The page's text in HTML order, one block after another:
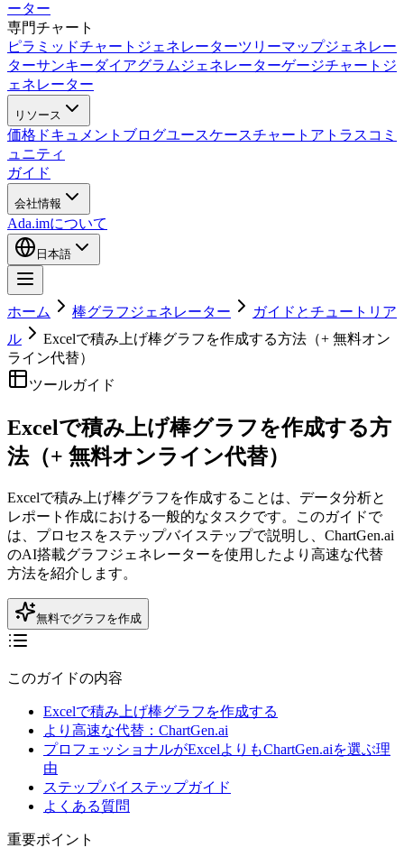
ーター
専門チャート
ピラミッドチャートジェネレーターツリーマップジェネレー
ターサンキーダイアグラムジェネレーターゲージチャートジ
ェネレーター
リソース
価格 ドキュメント ブログユースケースチャートアトラス コミ
ュニティ
ガイド
会社情報
Ada.imについて
日本語
ホーム 棒グラフジェネレーター
ガイドとチュートリア
ル
Excelで積み上げ棒グラフを作成する方法（+ 無料オン
ライン代替）
ツールガイド
Excelで積み上げ棒グラフを作成する方
法（+ 無料オンライン代替）
Excelで積み上げ棒グラフを作成することは、データ分析と
レポート作成における一般的なタスクです。このガイドで
は、プロセスをステップバイステップで説明し、ChartGen.ai
のAI搭載グラフジェネレーターを使用したより高速な代替
方法を紹介します。
無料でグラフを作成
このガイドの内容
Excelで積み上げ棒グラフを作成する
より高速な代替：ChartGen.ai
プロフェッショナルがExcelよりもChartGen.aiを選ぶ理
由
ステップバイステップガイド
よくある質問
重要ポイント